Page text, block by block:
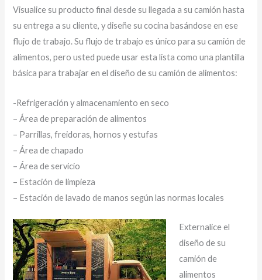
Visualice su producto final desde su llegada a su camión hasta
su entrega a su cliente, y diseñe su cocina basándose en ese
flujo de trabajo. Su flujo de trabajo es único para su camión de
alimentos, pero usted puede usar esta lista como una plantilla
básica para trabajar en el diseño de su camión de alimentos:
-Refrigeración y almacenamiento en seco
– Área de preparación de alimentos
– Parrillas, freidoras, hornos y estufas
– Área de chapado
– Área de servicio
– Estación de limpieza
– Estación de lavado de manos según las normas locales
Externalice el
diseño de su
camión de
alimentos